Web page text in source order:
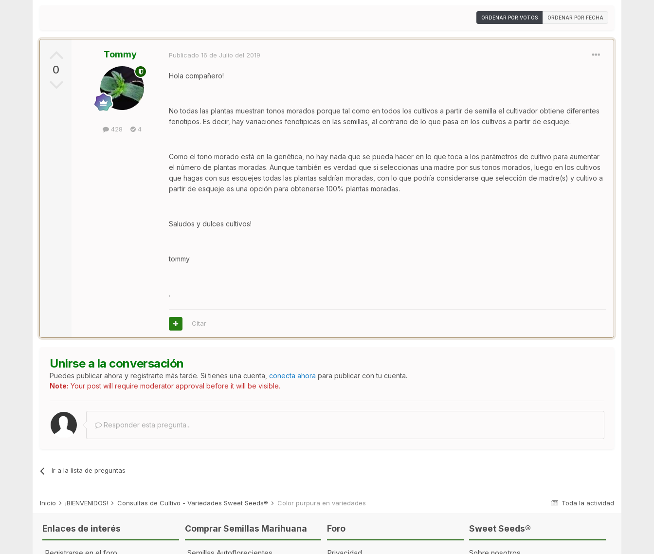
ORDENAR POR VOTOS ORDENAR POR FECHA
0
Tommy
428 4
Publicado16 de Julio del 2019
Hola compañero!
No todas las plantas muestran tonos morados porque tal como en todos los cultivos a partir de semilla el cultivador obtiene diferentes
fenotipos. Es decir, hay variaciones fenotipicas en las semillas, al contrario de lo que pasa en los cultivos a partir de esqueje.
Como el tono morado está en la genética, no hay nada que se pueda hacer en lo que toca a los parámetros de cultivo para aumentar
el número de plantas moradas. Aunque también es verdad que si seleccionas una madre por sus tonos morados, luego en los cultivos
que hagas con sus esquejes todas las plantas saldrían moradas, con lo que podría considerarse que selección de madre(s) y cultivo a
partir de esqueje es una opción para obtenerse 100% plantas moradas.
Saludos y dulces cultivos!
tommy
.
Citar
Unirse a la conversación
Puedes publicar ahora y registrarte más tarde. Si tienes una cuenta,conecta ahora para publicar con tu cuenta.
Note: Your post will require moderator approval before it will be visible.
Responder esta pregunta...
Ir a la lista de preguntas
Toda la actividad
Inicio ¡BIENVENIDOS! Consultas de Cultivo - Variedades Sweet Seeds® Color purpura en variedades
Enlaces de interés Comprar Semillas Marihuana Foro Sweet Seeds®